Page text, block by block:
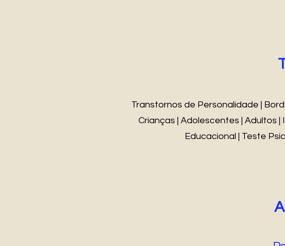
Transtornos de Personalidade |
Crianças | Adolescentes | Adultos
Educacional | Teste